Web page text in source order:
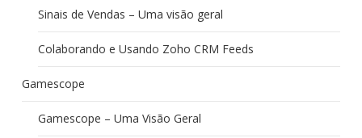
Sinais de Vendas – Uma visão geral
Colaborando e Usando Zoho CRM Feeds
Gamescope
Gamescope – Uma Visão Geral